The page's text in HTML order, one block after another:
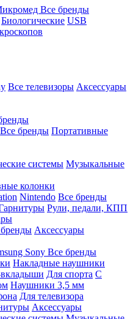
Все бренды
Биологические USB
Все телевизоры Аксессуары
Все бренды Портативные
системы Музыкальные
колонки
Nintendo Все бренды
Рули, педали, КПП
Аксессуары
Sony Все бренды
Накладные наушники
Для спорта С
Наушники 3,5 мм
Для телевизора
Аксессуары